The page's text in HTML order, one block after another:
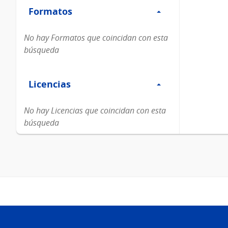
Formatos
Formatos
No hay Formatos que coincidan con esta
búsqueda
Licencias
Licencias
No hay Licencias que coincidan con esta
búsqueda